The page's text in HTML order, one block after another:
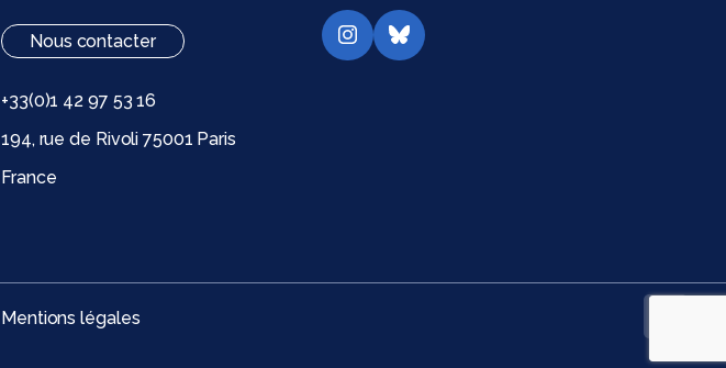
Nous contacter
+33(0)1 42 97 53 16
194, rue de Rivoli 75001 Paris
France
Instagram
Bluesky
Mentions légales